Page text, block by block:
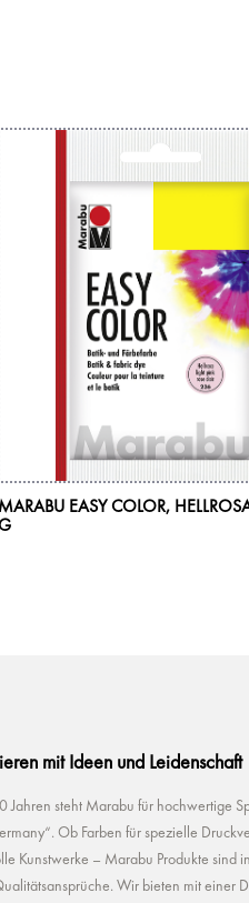
MARABU EASY COLOR,
mit Ideen und Leidenschaft
Jahren steht Marabu für hochwertige
Ob Farben für spezielle
Kunstwerke – Marabu Produkte sind
Wir bieten mit einer